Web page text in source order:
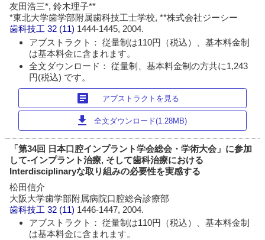
友田浩三*, 鈴木理子**
*東北大学歯学部附属歯科技工士学校, **株式会社ジーシー
歯科技工 32 (11) 1444-1445, 2004.
アブストラクト： 従量制は110円（税込）、基本料金制
は基本料金に含まれます。
全文ダウンロード： 従量制、基本料金制の方共に1,243
円(税込) です。
article アブストラクトを見る
download 全文ダウンロード(1.28MB)
「第34回 日本口腔インプラント学会総会・学術大会」に参加
して‐インプラント治療, そして歯科治療における
Interdisciplinaryな取り組みの必要性を実感する
松田信介
大阪大学歯学部附属病院口腔総合診療部
歯科技工 32 (11) 1446-1447, 2004.
アブストラクト： 従量制は110円（税込）、基本料金制
は基本料金に含まれます。